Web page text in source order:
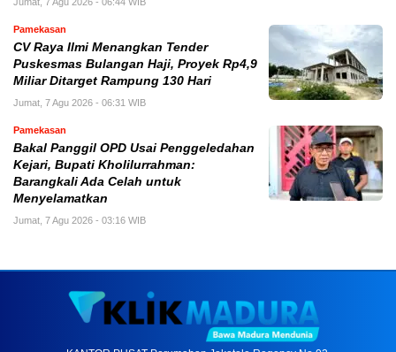
Pamekasan
CV Raya Ilmi Menangkan Tender
Puskesmas Bulangan Haji, Proyek Rp4,9
Miliar Ditarget Rampung 130 Hari
Jumat, 7 Agu 2026 - 06:31 WIB
Pamekasan
Bakal Panggil OPD Usai Penggeledahan
Kejari, Bupati Kholilurrahman:
Barangkali Ada Celah untuk
Menyelamatkan
Jumat, 7 Agu 2026 - 03:16 WIB